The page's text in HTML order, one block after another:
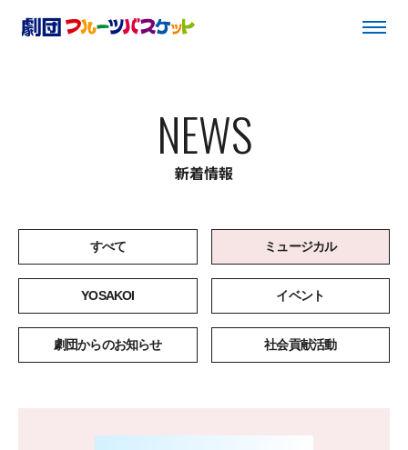
NEWS
新着情報
すべて ミュージカル
YOSAKOI イベント
劇団からのお知らせ 社会貢献活動